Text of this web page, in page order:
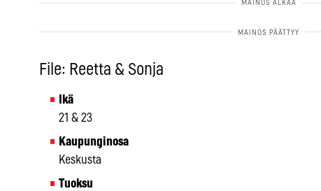
File: Reetta & Sonja
Ikä
21 & 23
Kaupunginosa
Keskusta
Tuoksu